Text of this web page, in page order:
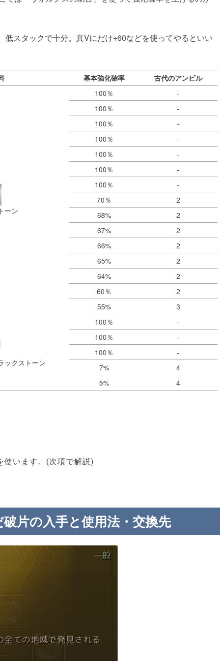
スタックで十分。真Vにだけ+60などを使ってやるといい
基本強化確率 古代のアンビル
ーン
100％
-
100％
-
100％
-
100％
-
100％
-
100％
-
100％
-
70％
2
68%
2
67%
2
66%
2
65%
2
64%
2
60％
2
55%
3
ックストーン
100％
-
100％
-
100％
-
7%
4
5%
4
使います。(次項で解説)
片の入手と使用法・交換先